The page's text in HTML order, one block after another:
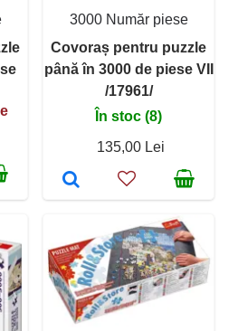
3000 Număr piese
Covoraș pentru puzzle
până în 3000 de piese VII
/17961/
În stoc (8)
135,00 Lei